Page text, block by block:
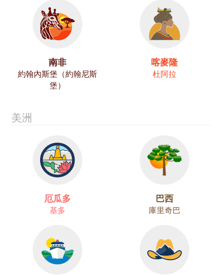
南非
約翰內斯堡（約翰尼斯
堡）
喀麥隆
杜阿拉
美洲
厄瓜多
基多
巴西
庫里奇巴